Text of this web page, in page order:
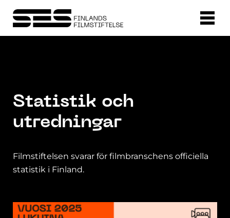
Statistik och
utredningar
Filmstiftelsen svarar för filmbranschens officiella
statistik i Finland.